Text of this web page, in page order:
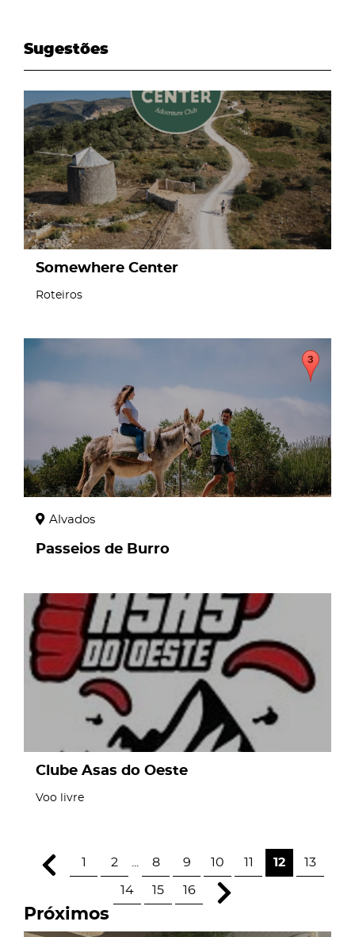
Sugestões
page
Somewhere Center
Roteiros
Alvados
Passeios de Burro
page
Clube Asas do Oeste
Voo livre
1 2 8 9 10 11 12 13
14 15 16
Próximos